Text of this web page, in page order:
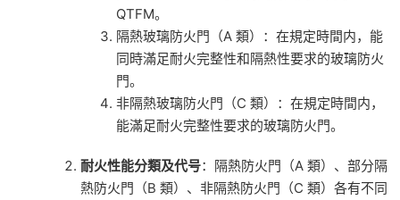
QTFM。
隔熱玻璃防火門（A 類）：在規定時間内，能
同時滿足耐火完整性和隔熱性要求的玻璃防火
門。
非隔熱玻璃防火門（C 類）：在規定時間内，
能滿足耐火完整性要求的玻璃防火門。
耐火性能分類及代号：隔熱防火門（A 類）、部分隔
熱防火門（B 類）、非隔熱防火門（C 類）各有不同